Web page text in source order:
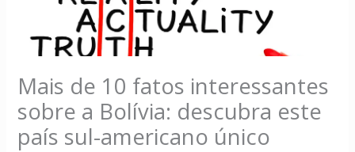
Mais de 10 fatos interessantes
sobre a Bolívia: descubra este
país sul-americano único